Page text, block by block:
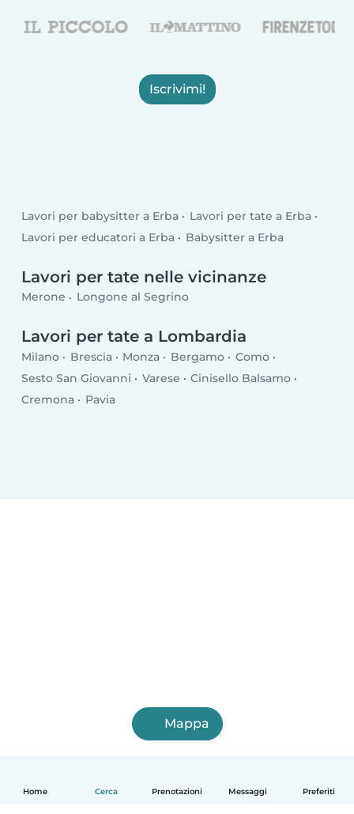
Home Cerca Prenotazioni Messaggi Preferiti
Iscrivimi!
Lavori per babysitter a Erba
Lavori per tate a Erba
Lavori per educatori a Erba
Babysitter a Erba
Lavori per tate nelle vicinanze
Merone Longone al Segrino
Lavori per tate a Lombardia
Milano Brescia Monza Bergamo
Como
Sesto San Giovanni
Varese
Cinisello Balsamo
Cremona
Pavia
Mappa